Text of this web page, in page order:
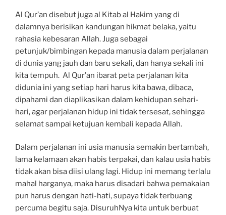
Al Qur’an disebut juga al Kitab al Hakim yang di
dalamnya berisikan kandungan hikmat belaka, yaitu
rahasia kebesaran Allah. Juga sebagai
petunjuk/bimbingan kepada manusia dalam perjalanan
di dunia yang jauh dan baru sekali, dan hanya sekali ini
kita tempuh. Al Qur’an ibarat peta perjalanan kita
didunia ini yang setiap hari harus kita bawa, dibaca,
dipahami dan diaplikasikan dalam kehidupan sehari-
hari, agar perjalanan hidup ini tidak tersesat, sehingga
selamat sampai ketujuan kembali kepada Allah.
Dalam perjalanan ini usia manusia semakin bertambah,
lama kelamaan akan habis terpakai, dan kalau usia habis
tidak akan bisa diisi ulang lagi. Hidup ini memang terlalu
mahal harganya, maka harus disadari bahwa pemakaian
pun harus dengan hati-hati, supaya tidak terbuang
percuma begitu saja. DisuruhNya kita untuk berbuat